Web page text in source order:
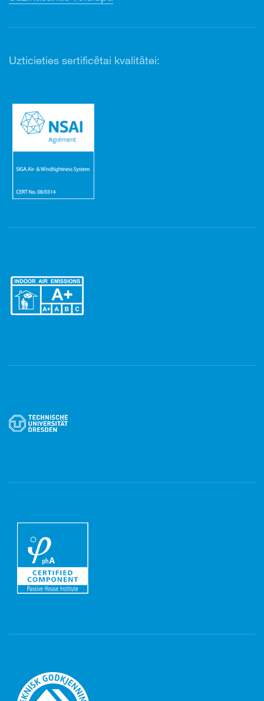
Uzticieties sertificētai kvalitātei: